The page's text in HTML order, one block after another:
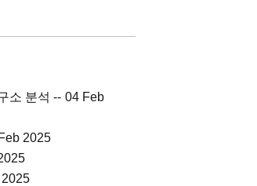
소 분석 -- 04 Feb
2025